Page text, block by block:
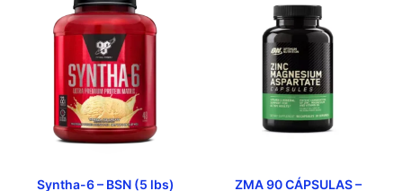
Syntha-6 – BSN (5 lbs)
producto
tiene
múltiples
variantes.
Las
opciones
se
elegir
ZMA 90 CÁPSULAS –
producto
tiene
múltiples
variantes.
Las
opciones
elegir